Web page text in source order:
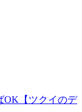
OK【ツクイのデ